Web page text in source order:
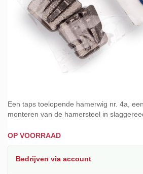
Een taps toelopende hamerwig nr. 4a,
monteren van de hamersteel in
OP VOORRAAD
Bedrijven via account
naar
het
van
de
gallerij